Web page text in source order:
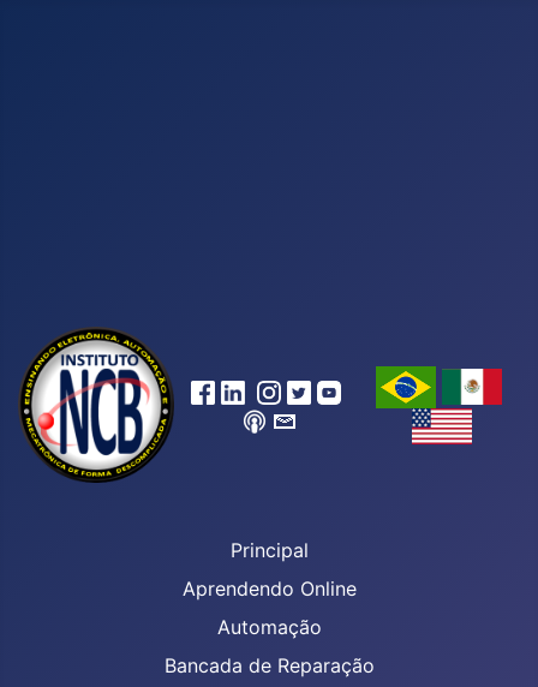
Principal
Aprendendo Online
Automação
Bancada de Reparação